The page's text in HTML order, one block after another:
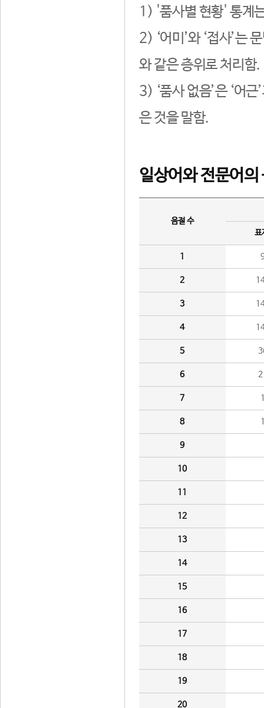
1) '품사별 현황' 통계
2) ‘어미’와 ‘접사’는
와 같은 층위로 처리함.
3) ‘품사 없음’은 ‘어
은 것을 말함.
일상어와 전문어의
음절 수
표
1
2
3
4
5
6
7
8
9
10
11
12
13
14
15
16
17
18
19
20